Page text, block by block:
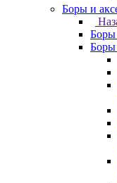
Боры и
Боры
Боры